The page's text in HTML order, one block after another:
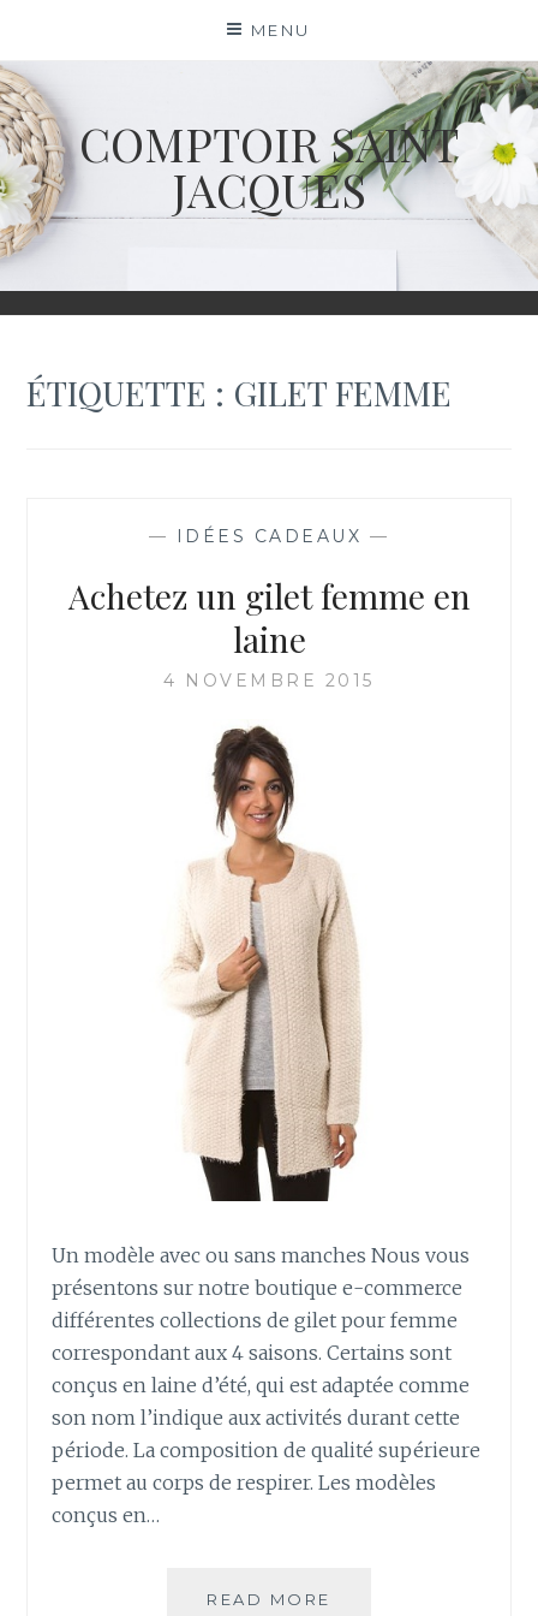
content
MENU
COMPTOIR SAINT
JACQUES
ÉTIQUETTE : GILET FEMME
— IDÉES CADEAUX —
Achetez un gilet femme en
laine
4 NOVEMBRE 2015
Un modèle avec ou sans manches Nous vous
présentons sur notre boutique e-commerce
différentes collections de gilet pour femme
correspondant aux 4 saisons. Certains sont
conçus en laine d’été, qui est adaptée comme
son nom l’indique aux activités durant cette
période. La composition de qualité supérieure
permet au corps de respirer. Les modèles
conçus en…
READ MORE